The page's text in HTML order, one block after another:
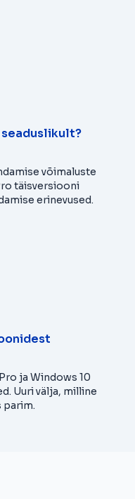
seaduslikult?
võimaluste
täisversiooni
erinevused.
ja Windows 10
Uuri välja, milline
parim.